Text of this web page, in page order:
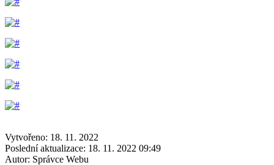
Vytvořeno: 18. 11. 2022
Poslední aktualizace: 18. 11. 2022 09:49
Autor: Správce Webu